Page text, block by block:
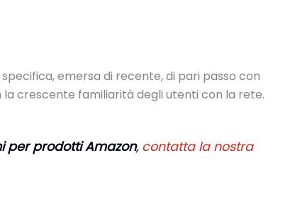
specifica, emersa di recente, di pari passo con
la crescente familiarità degli utenti con la rete.
per prodotti Amazon, contatta la nostra